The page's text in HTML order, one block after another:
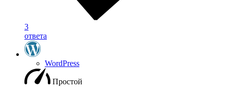
3
ответа
WordPress
Простой